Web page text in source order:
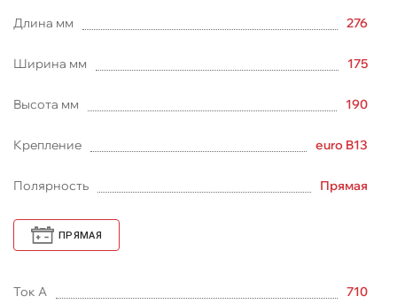
Длина мм 276
Ширина мм 175
Высота мм 190
Крепление euro B13
Полярность Прямая
ПРЯМАЯ
Ток А 710